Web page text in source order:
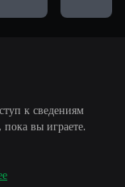
к сведениям
вы играете.